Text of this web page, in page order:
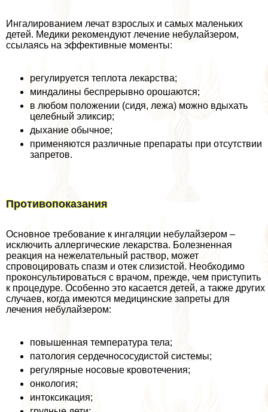
Ингалированием лечат взрослых и самых маленьких
детей. Медики рекомендуют лечение небулайзером,
ссылаясь на эффективные моменты:
регулируется теплота лекарства;
миндалины беспрерывно орошаются;
в любом положении (сидя, лежа) можно вдыхать
целебный эликсир;
дыхание обычное;
применяются различные препараты при отсутствии
запретов.
Противопоказания
Основное требование к ингаляции небулайзером –
исключить аллергические лекарства. Болезненная
реакция на нежелательный раствор, может
спровоцировать спазм и отек слизистой. Необходимо
проконсультироваться с врачом, прежде, чем приступить
к процедуре. Особенно это касается детей, а также других
случаев, когда имеются медицинские запреты для
лечения небулайзером:
повышенная температура тела;
патология сердечнососудистой системы;
регулярные носовые кровотечения;
oнкoлoгия;
интоксикация;